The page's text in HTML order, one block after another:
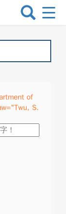
選
換
of
S.